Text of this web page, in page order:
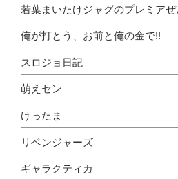
若葉まいたけジャグのプレミア
俺が打とう、お前と俺の金で!!
スロジョ日記
萌えセン
けったま
リベンジャーズ
ギャラクティカ